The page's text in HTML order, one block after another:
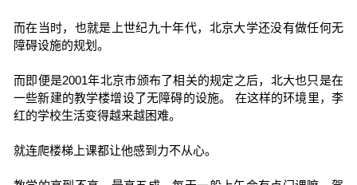
而在当时，也就是上世纪九十年代，北京大学还没有做任何无
障碍设施的规划。
而即便是2001年北京市颁布了相关的规定之后，北大也只是在
一些新建的教学楼增设了无障碍的设施。 在这样的环境里，李
红的学校生活变得越来越困难。
就连爬楼梯上课都让他感到力不从心。